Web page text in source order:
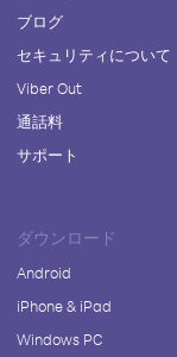
ブログ
セキュリティについて
Viber Out
通話料
サポート
ダウンロード
Android
iPhone & iPad
Windows PC